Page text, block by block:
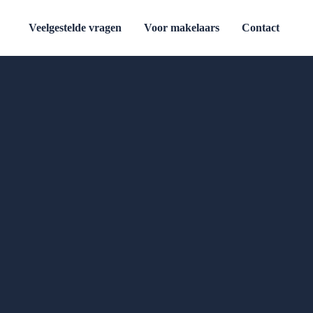
Veelgestelde vragen Voor makelaars Contact